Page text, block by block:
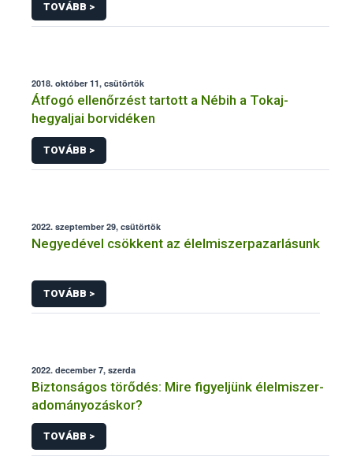
TOVÁBB >
2018. október 11, csütörtök
Átfogó ellenőrzést tartott a Nébih a Tokaj-
hegyaljai borvidéken
TOVÁBB >
2022. szeptember 29, csütörtök
Negyedével csökkent az élelmiszerpazarlásunk
TOVÁBB >
2022. december 7, szerda
Biztonságos törődés: Mire figyeljünk élelmiszer-
adományozáskor?
TOVÁBB >